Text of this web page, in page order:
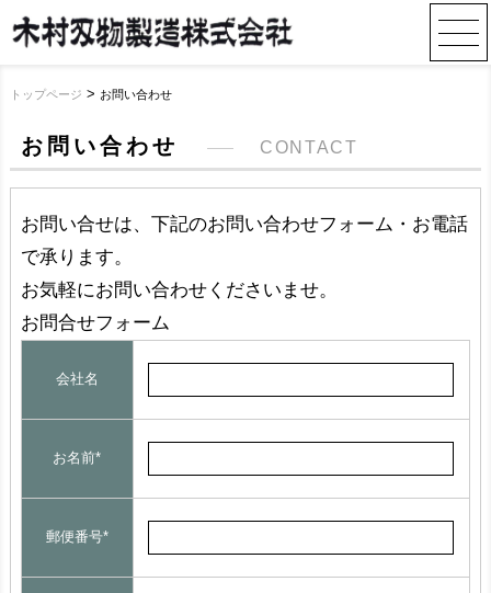
トップページ > お問い合わせ
お問い合わせ CONTACT
お問い合せは、下記のお問い合わせフォーム・お電話
で承ります。
お気軽にお問い合わせくださいませ。
お問合せフォーム
会社名
お名前*
郵便番号*